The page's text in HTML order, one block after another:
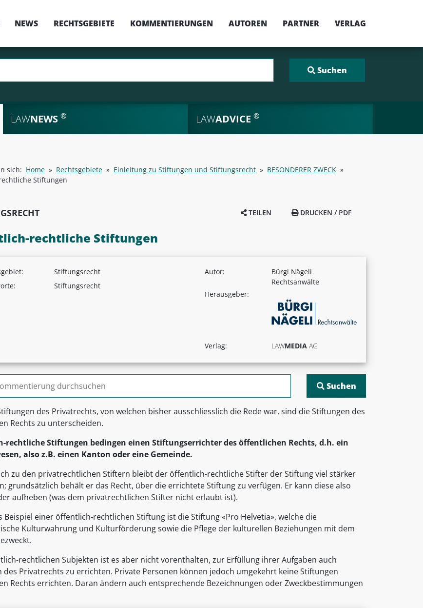
NEWS RECHTSGEBIETE KOMMENTIERUNGEN AUTOREN PARTNER VERLAG
LAWNEWS ® LAWADVICE ®
sich: Home » Rechtsgebiete » Einleitung zu Stiftungen und Stiftungsrecht » BESONDERER ZWECK »
Stiftungen
TEILEN DRUCKEN / PDF
rechtliche Stiftungen
Stiftungsrecht
Stiftungsrecht
Autor:
Bürgi Nägeli
Rechtsanwälte
Herausgeber:
Verlag: LAWMEDIA AG
des Privatrechts, von welchen bisher ausschliesslich die Rede war, sind die Stiftungen des
Rechts zu unterscheiden.
rechtliche Stiftungen bedingen einen Stiftungserrichter des öffentlichen Rechts, d.h. ein
also z.B. einen Kanton oder eine Gemeinde.
zu den privatrechtlichen Stiftern bleibt der öffentlich-rechtliche Stifter der Stiftung viel stärker
grundsätzlich behält er das Recht, über die errichtete Stiftung zu verfügen. Er kann diese also
aufheben (was dem privatrechtlichen Stifter nicht erlaubt ist).
Beispiel einer öffentlich-rechtlichen Stiftung ist die Stiftung «Pro Helvetia», welche die
Kulturwahrung und Kulturförderung sowie die Pflege der kulturellen Beziehungen mit dem
rechtlichen Subjekten ist es aber nicht vorenthalten, zur Erfüllung ihrer Aufgaben auch
des Privatrechts zu errichten. Private Personen können jedoch umgekehrt keine Stiftungen
Rechts errichten. Daran ändern auch entsprechende Bezeichnungen oder Zweckbestimmungen